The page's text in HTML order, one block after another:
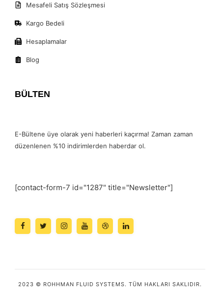
Mesafeli Satış Sözleşmesi
Kargo Bedeli
Hesaplamalar
Blog
BÜLTEN
E-Bültene üye olarak yeni haberleri kaçırma! Zaman zaman
düzenlenen %10 indirimlerden haberdar ol.
[contact-form-7 id="1287" title="Newsletter"]
2023 © ROHHMAN FLUID SYSTEMS. TÜM HAKLARI SAKLIDIR.